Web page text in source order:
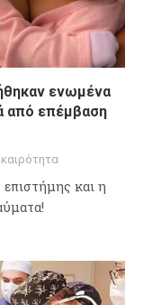
ενωμένα
από επέμβαση
και η